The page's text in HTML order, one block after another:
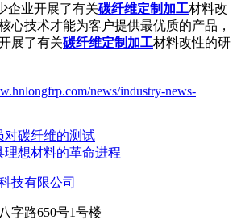
业开展了有关碳纤维定制加工材料改
心技术才能为客户提供最优质的产品，
展了有关碳纤维定制加工材料改性的研
news/industry-news-
对碳纤维的测试
理想材料的革命进程
字路650号1号楼